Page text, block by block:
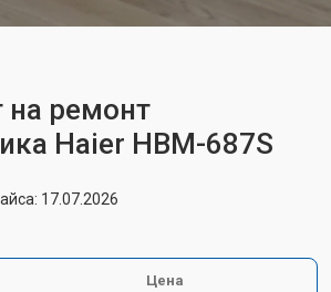
на ремонт
Haier HBM-687S
17.07.2026
Цена